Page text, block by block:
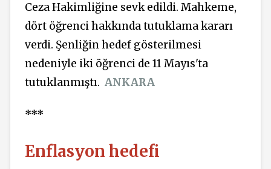
Ceza Hakimliğine sevk edildi. Mahkeme,
dört öğrenci hakkında tutuklama kararı
verdi. Şenliğin hedef gösterilmesi
nedeniyle iki öğrenci de 11 Mayıs'ta
tutuklanmıştı. ANKARA
***
Enflasyon hedefi